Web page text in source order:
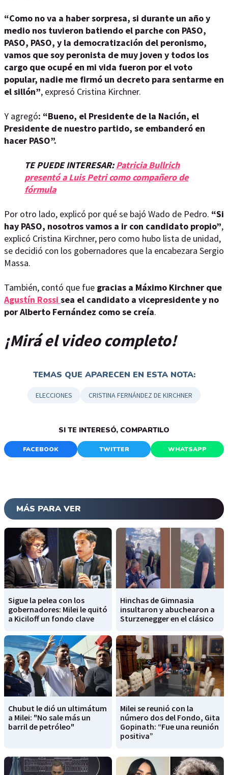
“Como no va a haber sorpresa, si durante un año y
medio nos tuvieron batiendo el parche con PASO,
PASO, PASO, y la democratización del peronismo,
vamos que soy peronista de muy joven y todos los
cargo que ocupé en mi vida fueron por el voto
popular, nadie me firmó un decreto para sentarme en
el sillón”, expresó Cristina Kirchner.
Y agregó: “Bueno, el Presidente de la Nación, el
Presidente de nuestro partido, se embanderó en
hacer PASO”.
TE PUEDE INTERESAR:Patricia Bullrich
presentó a Luis Petri como compañero de
fórmula
Por otro lado, explicó por qué se bajó Wado de Pedro. “Si
hay PASO, nosotros vamos a ir con candidato propio”,
explicó Cristina Kirchner, pero como hubo lista de unidad,
se decidió con los gobernadores que la encabezara Sergio
Massa.
También, contó que fue gracias a Máximo Kirchner que
Agustín Rossi sea el candidato a vicepresidente y no
por Alberto Fernández como se creía.
¡Mirá el video completo!
TEMAS QUE APARECEN EN ESTA NOTA:
ELECCIONES CRISTINA FERNÁNDEZ DE KIRCHNER
SI TE INTERESÓ, COMPARTILO
FACEBOOK TWITTER WHATSAPP
MÁS PARA VER
Sigue la pelea con los
gobernadores: Milei le quitó
a Kiciloff un fondo clave
Hinchas de Gimnasia
insultaron y abuchearon a
Sturzenegger en el clásico
Chubut le dió un ultimátum
a Milei: "No sale más un
barril de petróleo"
Milei se reunió con la
número dos del Fondo, Gita
Gopinath: “Fue una reunión
positiva”